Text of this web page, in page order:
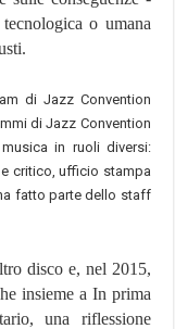
o umana
.
di Jazz Convention
di Jazz Convention
in ruoli diversi:
critico, ufficio stampa
fatto parte dello staff
disco e, nel 2015,
insieme a In prima
una riflessione